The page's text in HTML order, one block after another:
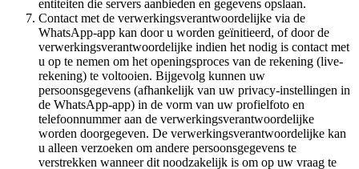
entiteiten die servers aanbieden en gegevens opslaan.
Contact met de verwerkingsverantwoordelijke via de
WhatsApp-app kan door u worden geïnitieerd, of door de
verwerkingsverantwoordelijke indien het nodig is contact met
u op te nemen om het openingsproces van de rekening (live-
rekening) te voltooien. Bijgevolg kunnen uw
persoonsgegevens (afhankelijk van uw privacy-instellingen in
de WhatsApp-app) in de vorm van uw profielfoto en
telefoonnummer aan de verwerkingsverantwoordelijke
worden doorgegeven. De verwerkingsverantwoordelijke kan
u alleen verzoeken om andere persoonsgegevens te
verstrekken wanneer dit noodzakelijk is om op uw vraag te